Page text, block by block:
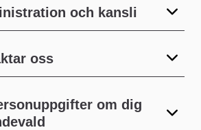
och kansli
oss
om dig